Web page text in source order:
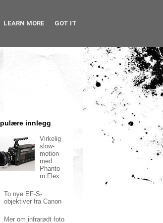
innlegg
Virkelig
slow-
motion
med
Phanto
m Flex
To nye EF-S-
objektiver fra Canon
Mer om infrarødt foto
LEARN MORE GOT IT